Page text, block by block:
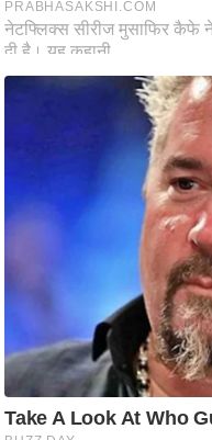
प्र
भु
म
र्म
व्र
त्यो
हा
र